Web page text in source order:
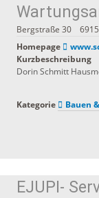
Bergstraße 30
Homepage
Kurzbeschreibung
Dorin Schmitt
Kategorie Bauen
EJUPI-